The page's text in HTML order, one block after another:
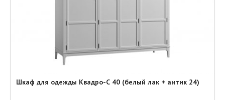
Шкаф для одежды Квадро-С 40 (белый лак + антик 24)